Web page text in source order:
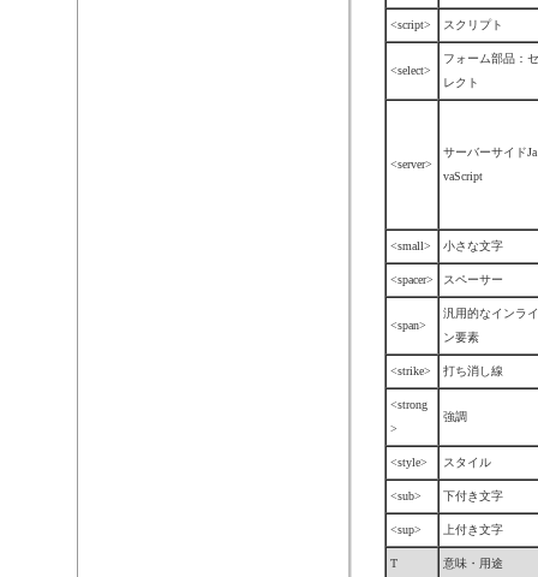
<script> スクリプト
<select>
フォーム部品：セ
レクト
<server>
サーバーサイドJa
vaScript
<small> 小さな文字
<spacer> スペーサー
<span>
汎用的なインライ
ン要素
<strike> 打ち消し線
<strong
>
強調
<style> スタイル
<sub> 下付き文字
<sup> 上付き文字
T 意味・用途